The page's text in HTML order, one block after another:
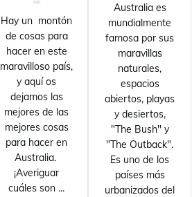
Hay un montón
de cosas para
hacer en este
maravilloso país,
y aquí os
dejamos las
mejores de las
mejores cosas
para hacer en
Australia.
¡Averiguar
cuáles son ...
Australia es
mundialmente
famosa por sus
maravillas
naturales,
espacios
abiertos, playas
y desiertos,
"The Bush" y
"The Outback".
Es uno de los
países más
urbanizados del